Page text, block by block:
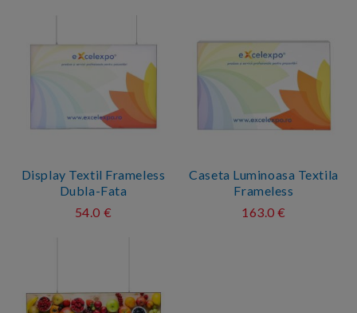
Display Textil Frameless
Dubla-Fata
54.0 €
Caseta Luminoasa Textila
Frameless
163.0 €